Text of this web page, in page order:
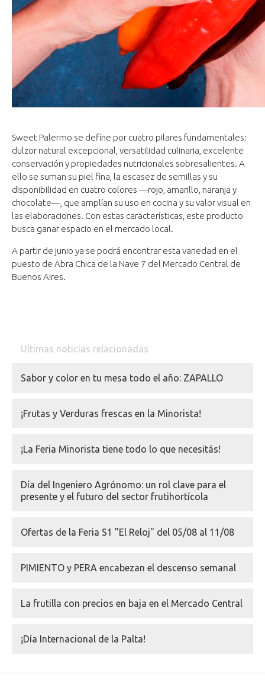
Sweet Palermo se define por cuatro pilares fundamentales;
dulzor natural excepcional, versatilidad culinaria, excelente
conservación y propiedades nutricionales sobresalientes. A
ello se suman su piel fina, la escasez de semillas y su
disponibilidad en cuatro colores —rojo, amarillo, naranja y
chocolate—, que amplían su uso en cocina y su valor visual en
las elaboraciones. Con estas características, este producto
busca ganar espacio en el mercado local.
A partir de junio ya se podrá encontrar esta variedad en el
puesto de Abra Chica de la Nave 7 del Mercado Central de
Buenos Aires.
Ultimas noticias relacionadas
Sabor y color en tu mesa todo el año: ZAPALLO
¡Frutas y Verduras frescas en la Minorista!
¡La Feria Minorista tiene todo lo que necesitás!
Día del Ingeniero Agrónomo: un rol clave para el
presente y el futuro del sector frutihortícola
Ofertas de la Feria S1 "El Reloj" del 05/08 al 11/08
PIMIENTO y PERA encabezan el descenso semanal
La frutilla con precios en baja en el Mercado Central
¡Día Internacional de la Palta!